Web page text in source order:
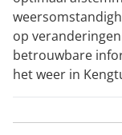
op
betrouwbare
het weer in